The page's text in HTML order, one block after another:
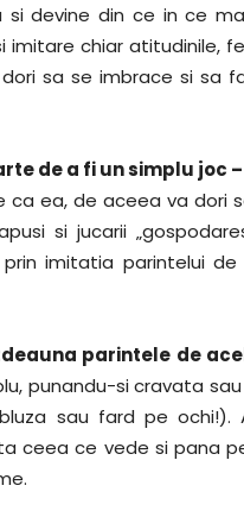
devine din ce in ce
imitare chiar atitudinile,
sa se imbrace si sa
de a fi un simplu joc
ca ea, de aceea va dori
si jucarii
imitatia parintelui de
parintele de
punandu-si cravata
sau fard pe ochi!).
ceea ce vede si pana